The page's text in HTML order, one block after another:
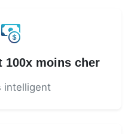
100x moins cher
intelligent